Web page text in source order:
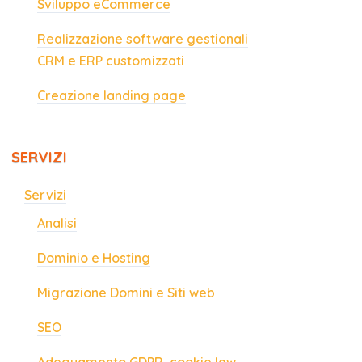
Sviluppo eCommerce
Realizzazione software gestionali
CRM e ERP customizzati
Creazione landing page
SERVIZI
Servizi
Analisi
Dominio e Hosting
Migrazione Domini e Siti web
SEO